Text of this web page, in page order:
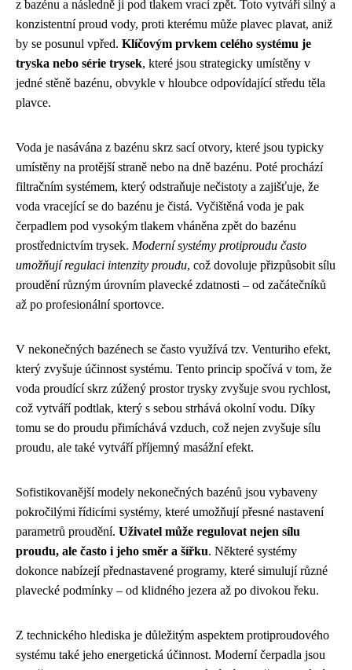
z bazénu a následně ji pod tlakem vrací zpět. Toto vytváří silný a
konzistentní proud vody, proti kterému může plavec plavat, aniž
by se posunul vpřed. Klíčovým prvkem celého systému je
tryska nebo série trysek, které jsou strategicky umístěny v
jedné stěně bazénu, obvykle v hloubce odpovídající středu těla
plavce.
Voda je nasávána z bazénu skrz sací otvory, které jsou typicky
umístěny na protější straně nebo na dně bazénu. Poté prochází
filtračním systémem, který odstraňuje nečistoty a zajišťuje, že
voda vracející se do bazénu je čistá. Vyčištěná voda je pak
čerpadlem pod vysokým tlakem vháněna zpět do bazénu
prostřednictvím trysek. Moderní systémy protiproudu často
umožňují regulaci intenzity proudu, což dovoluje přizpůsobit sílu
proudění různým úrovním plavecké zdatnosti – od začátečníků
až po profesionální sportovce.
V nekonečných bazénech se často využívá tzv. Venturiho efekt,
který zvyšuje účinnost systému. Tento princip spočívá v tom, že
voda proudící skrz zúžený prostor trysky zvyšuje svou rychlost,
což vytváří podtlak, který s sebou strhává okolní vodu. Díky
tomu se do proudu přimíchává vzduch, což nejen zvyšuje sílu
proudu, ale také vytváří příjemný masážní efekt.
Sofistikovanější modely nekonečných bazénů jsou vybaveny
pokročilými řídicími systémy, které umožňují přesné nastavení
parametrů proudění. Uživatel může regulovat nejen sílu
proudu, ale často i jeho směr a šířku. Některé systémy
dokonce nabízejí přednastavené programy, které simulují různé
plavecké podmínky – od klidného jezera až po divokou řeku.
Z technického hlediska je důležitým aspektem protiproudového
systému také jeho energetická účinnost. Moderní čerpadla jsou